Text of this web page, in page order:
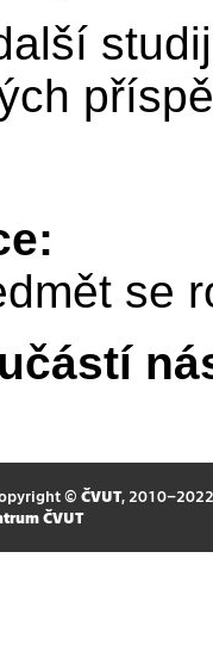
se
© ČVUT, 2010–2022
ČVUT